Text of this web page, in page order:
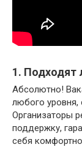
1. Подходят
Абсолютно!
любого уровня,
Организаторы
поддержку,
себя